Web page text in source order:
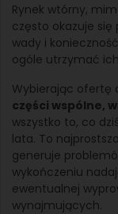
Rynek wtórny,
często okazuje się
wady i
ogóle utrzymać
Wybierając ofertę
części wspólne,
wszystko to, co
lata. To
generuje
wykończeniu
ewentualnej
wynajmujących.